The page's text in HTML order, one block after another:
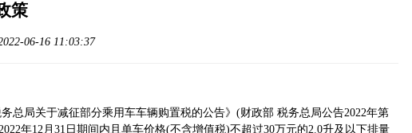
策
06-16 11:03:37
总局关于减征部分乘用车车辆购置税的公告》(财政部 税务总局公告2022年第
年12月31日期间内且单车价格(不含增值税)不超过30万元的2.0升及以下排量